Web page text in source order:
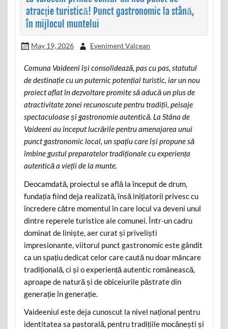
atracție turistică! Punct gastronomic la stână,
în mijlocul muntelui
May 19, 2026 Eveniment Valcean
Comuna Vaideeni își consolidează, pas cu pas, statutul
de destinație cu un puternic potențial turistic, iar un nou
proiect aflat în dezvoltare promite să aducă un plus de
atractivitate zonei recunoscute pentru tradiții, peisaje
spectaculoase și gastronomie autentică. La Stâna de
Vaideeni au început lucrările pentru amenajarea unui
punct gastronomic local, un spațiu care își propune să
îmbine gustul preparatelor tradiționale cu experiența
autentică a vieții de la munte.
Deocamdată, proiectul se află la început de drum,
fundația fiind deja realizată, însă inițiatorii privesc cu
încredere către momentul în care locul va deveni unul
dintre reperele turistice ale comunei. Într-un cadru
dominat de liniște, aer curat și priveliști
impresionante, viitorul punct gastronomic este gândit
ca un spațiu dedicat celor care caută nu doar mâncare
tradițională, ci și o experiență autentic românească,
aproape de natură și de obiceiurile păstrate din
generație în generație.
Vaideeniul este deja cunoscut la nivel național pentru
identitatea sa pastorală, pentru tradițiile mocănești și